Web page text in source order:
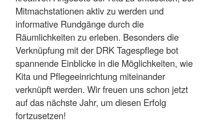
Mitmachstationen aktiv zu werden und
informative Rundgänge durch die
Räumlichkeiten zu erleben. Besonders die
Verknüpfung mit der DRK Tagespflege bot
spannende Einblicke in die Möglichkeiten, wie
Kita und Pflegeeinrichtung miteinander
verknüpft werden. Wir freuen uns schon jetzt
auf das nächste Jahr, um diesen Erfolg
fortzusetzen!